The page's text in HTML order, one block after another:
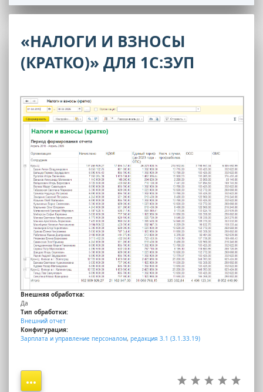
«НАЛОГИ И ВЗНОСЫ
(КРАТКО)» ДЛЯ 1С:ЗУП
Внешняя обработка:
Да
Тип обработки:
Внешний отчет
Конфигурация:
Зарплата и управление персоналом, редакция 3.1 (3.1.33.19)